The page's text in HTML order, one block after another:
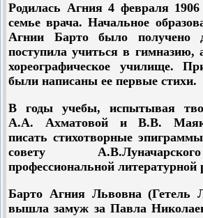
Родилась Агния 4 февраля
семье врача. Начальное
Агнии Барто было получено
поступила учиться в гимназию,
хореографическое училище.
были написаны ее первые стихи.
В годы учебы, испытывая
А.А. Ахматовой и В.В.
писать стихотворные
совету
профессиональной литературной
Барто Агния Львовна (Гетель
вышла замуж за Павла